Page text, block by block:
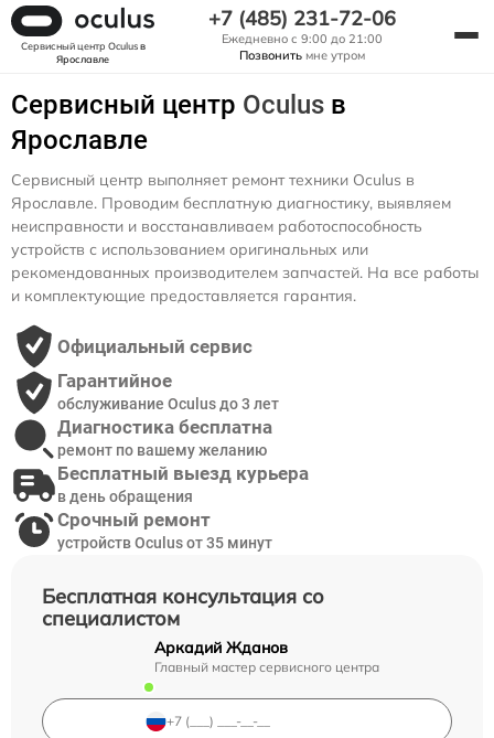
Сервисный центр Oculusв
Ярославле
+7 (485) 231-72-06
Ежедневно с 9:00 до 21:00
Позвонить мне утром
Сервисный центр Oculus в
Ярославле
Бесплатная консультация со
специалистом
Аркадий Жданов
Главный мастер сервисного центра
Сервисный центр выполняет ремонт техники Oculus в
Ярославле. Проводим бесплатную диагностику, выявляем
неисправности и восстанавливаем работоспособность
устройств с использованием оригинальных или
рекомендованных производителем запчастей. На все работы
и комплектующие предоставляется гарантия.
Официальный сервис
Гарантийное
обслуживание Oculus до 3 лет
Диагностика бесплатна
ремонт по вашему желанию
Бесплатный выезд курьера
в день обращения
Срочный ремонт
устройств Oculus от 35 минут